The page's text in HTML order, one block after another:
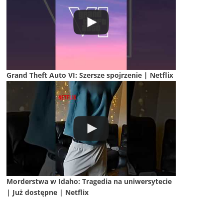
Grand Theft Auto VI: Szersze spojrzenie | Netflix
Morderstwa w Idaho: Tragedia na uniwersytecie
| Już dostępne | Netflix